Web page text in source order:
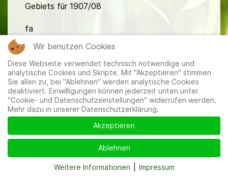
Gebiets für 1907/08
fa
Mitglieder|Impressum|Datenschutzerklärung|Cookie-
und Datenschutzeinstellungen
Wir benutzen Cookies
Diese Webseite verwendet technisch notwendige und
analytische Cookies und Skripte. Mit "Akzeptieren" stimmen
Sie allen zu, bei "Ablehnen" werden analytische Cookies
deaktiviert. Einwilligungen können jederzeit unten unter
"Cookie- und Datenschutzeinstellungen" widerrufen werden.
Mehr dazu in unserer Datenschutzerklärung.
Akzeptieren
Ablehnen
Weitere Informationen Impressum